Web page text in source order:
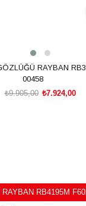
RAYBAN
00458
₺7.924,00
₺9.905,00
RB4195M